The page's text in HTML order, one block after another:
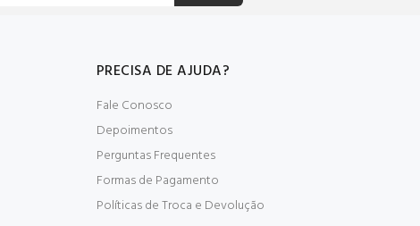
PRECISA DE AJUDA?
Fale Conosco
Depoimentos
Perguntas Frequentes
Formas de Pagamento
Políticas de Troca e Devolução